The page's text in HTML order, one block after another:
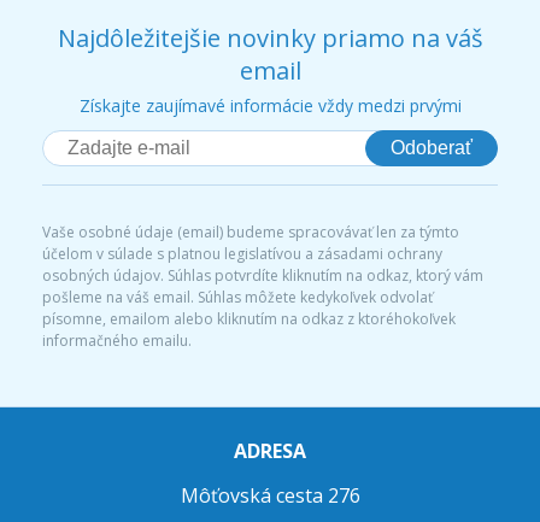
Najdôležitejšie novinky priamo na váš
email
Získajte zaujímavé informácie vždy medzi prvými
Odoberať
Vaše osobné údaje (email) budeme spracovávať len za týmto
účelom v súlade s platnou legislatívou a zásadami ochrany
osobných údajov. Súhlas potvrdíte kliknutím na odkaz, ktorý vám
pošleme na váš email. Súhlas môžete kedykoľvek odvolať
písomne, emailom alebo kliknutím na odkaz z ktoréhokoľvek
informačného emailu.
ADRESA
Môťovská cesta 276